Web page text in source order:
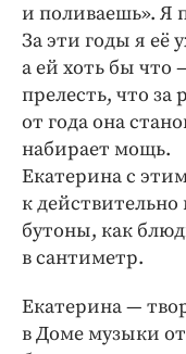
и поливаешь». Я
За эти годы я её
а ей хоть бы что
прелесть, что за
от года она
набирает мощь.
Екатерина с
к
бутоны, как
в сантиметр.
Екатерина —
в Доме музыки